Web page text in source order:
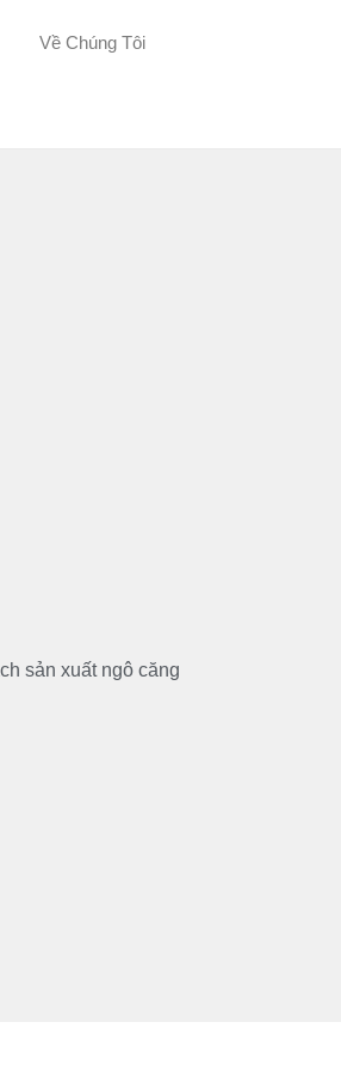
Về Chúng Tôi
sản xuất ngô căng